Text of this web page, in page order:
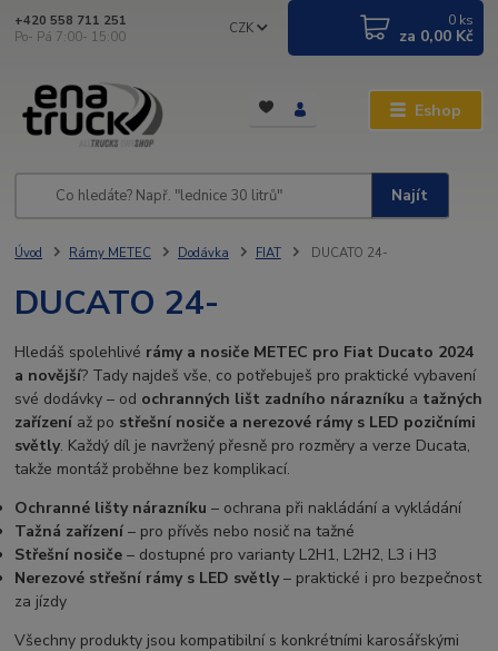
Eshop
CZK
Najít
+420 558 711 251
Po- Pá 7:00- 15:00
0 ks
za 0,00 Kč
Úvod Rámy METEC Dodávka FIAT DUCATO 24-
DUCATO 24-
Hledáš spolehlivé rámy a nosiče METEC pro Fiat Ducato 2024
a novější? Tady najdeš vše, co potřebuješ pro praktické vybavení
své dodávky – od ochranných lišt zadního nárazníku a tažných
zařízení až po střešní nosiče a nerezové rámy s LED pozičními
světly. Každý díl je navržený přesně pro rozměry a verze Ducata,
takže montáž proběhne bez komplikací.
Ochranné lišty nárazníku – ochrana při nakládání a vykládání
Tažná zařízení – pro přívěs nebo nosič na tažné
Střešní nosiče – dostupné pro varianty L2H1, L2H2, L3 i H3
Nerezové střešní rámy s LED světly– praktické i pro bezpečnost
za jízdy
Všechny produkty jsou kompatibilní s konkrétními karosářskými